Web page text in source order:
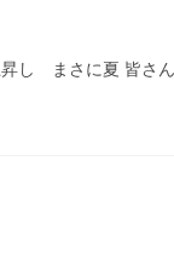
し まさに夏 皆さ